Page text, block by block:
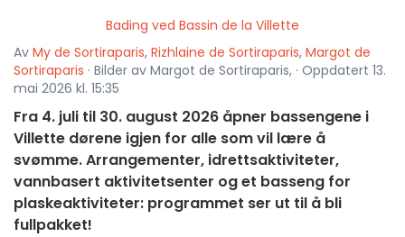
Bading ved Bassin de la Villette
Av My de Sortiraparis, Rizhlaine de Sortiraparis, Margot de
Sortiraparis · Bilder av Margot de Sortiraparis, · Oppdatert 13.
mai 2026 kl. 15:35
Fra 4. juli til 30. august 2026 åpner bassengene i
Villette dørene igjen for alle som vil lære å
svømme. Arrangementer, idrettsaktiviteter,
vannbasert aktivitetsenter og et basseng for
plaskeaktiviteter: programmet ser ut til å bli
fullpakket!